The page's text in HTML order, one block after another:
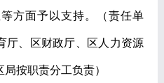
方面予以支持。 （责任单
厅、区财政厅、区人力资源
按职责分工负责）